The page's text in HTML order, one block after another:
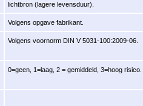
lichtbron (lagere levensduur).
Volgens opgave fabrikant.
Volgens voornorm DIN V 5031-100:2009-06.
0=geen, 1=laag, 2 = gemiddeld, 3=hoog risico.